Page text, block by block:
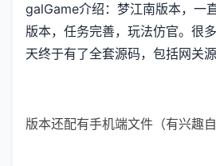
galGame介绍：梦江南版本，一
版本，任务完善，玩法仿官。很
天终于有了全套源码，包括网关
版本还配有手机端文件（有兴趣